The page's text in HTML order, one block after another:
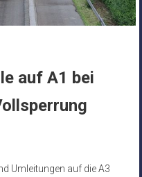
auf A1 bei
Umleitungen auf die A3